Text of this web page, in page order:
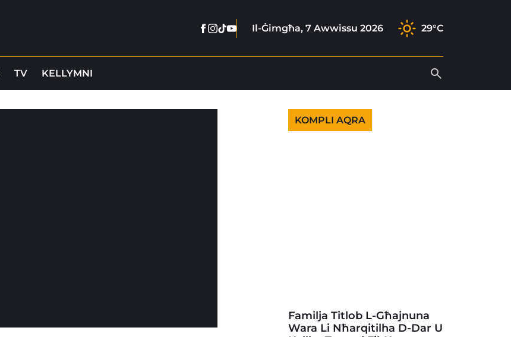
Facebook
Instagram
Tiktok
YoutubeIl-Ġimgħa, 7 Awwissu 2026 29°C
TV KELLYMNI
KOMPLI AQRA
Familja Titlob L-Għajnuna
Wara Li Nħarqitilha D-Dar U